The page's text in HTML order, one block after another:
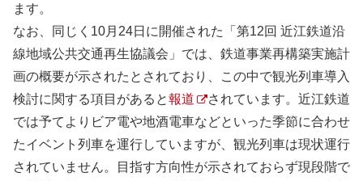
ます。
なお、同じく10月24日に開催された「第12回 近江鉄道沿
線地域公共交通再生協議会」では、鉄道事業再構築実施計
画の概要が示されたとされており、この中で観光列車導入
検討に関する項目があると報道
されています。近江鉄道
では予てよりビア電や地酒電車などといった季節に合わせ
たイベント列車を運行していますが、観光列車は現状運行
されていません。目指す方向性が示されておらず現段階で